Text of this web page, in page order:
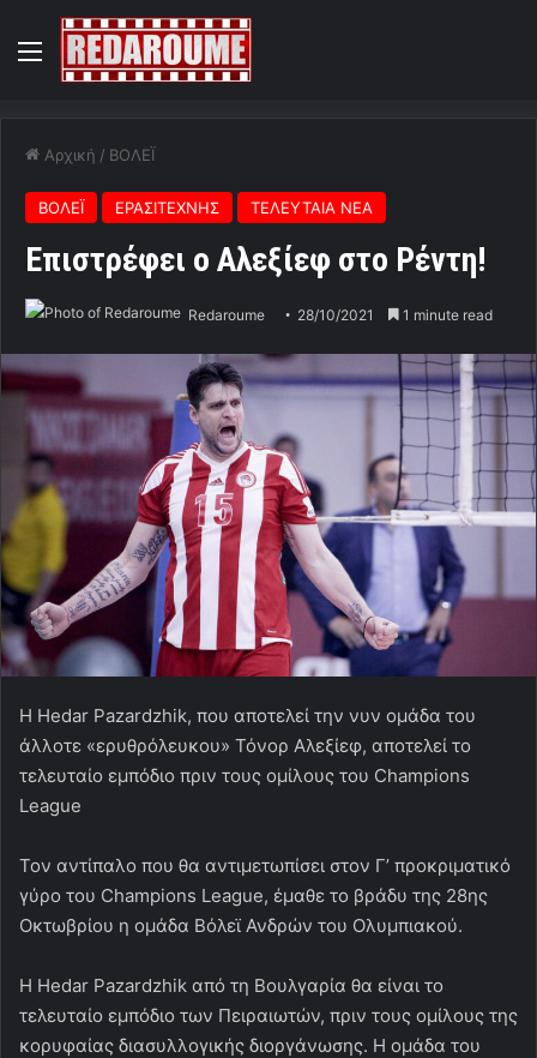
Menu
Αρχική / ΒΟΛΕΪ
ΒΟΛΕΪ ΕΡΑΣΙΤΕΧΝΗΣ ΤΕΛΕΥΤΑΙΑ ΝΕΑ
Επιστρέφει ο Αλεξίεφ στο Ρέντη!
Redaroume 28/10/2021 1 minute read
Η Hedar Pazardzhik, που αποτελεί την νυν ομάδα του
άλλοτε «ερυθρόλευκου» Τόνορ Αλεξίεφ, αποτελεί το
τελευταίο εμπόδιο πριν τους ομίλους του Champions
League
Τον αντίπαλο που θα αντιμετωπίσει στον Γ’ προκριματικό
γύρο του Champions League, έμαθε το βράδυ της 28ης
Οκτωβρίου η ομάδα Βόλεϊ Ανδρών του Ολυμπιακού.
Η Hedar Pazardzhik από τη Βουλγαρία θα είναι το
τελευταίο εμπόδιο των Πειραιωτών, πριν τους ομίλους της
κορυφαίας διασυλλογικής διοργάνωσης. Η ομάδα του